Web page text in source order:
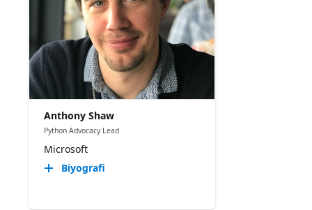
Anthony Shaw
Python Advocacy Lead
Microsoft
Biyografi